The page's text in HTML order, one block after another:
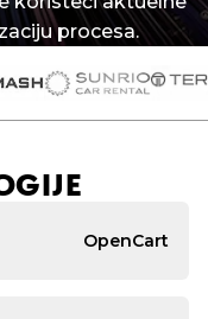
procesa.
OpenCart